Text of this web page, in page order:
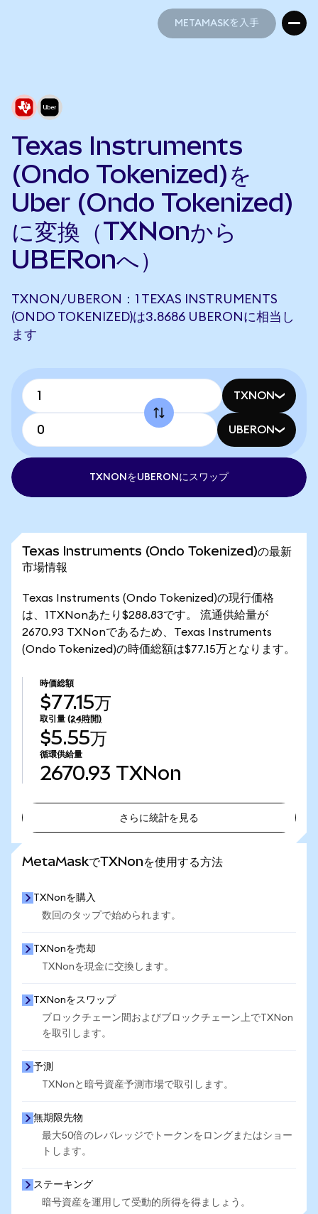
METAMASKを入手
Texas Instruments
(Ondo Tokenized)を
Uber (Ondo Tokenized)
に変換（TXNonから
UBERonへ）
TXNON/UBERON：1 TEXAS INSTRUMENTS
(ONDO TOKENIZED)は3.8686 UBERONに相当し
ます
TXNON
UBERON
TXNONをUBERONにスワップ
Texas Instruments (Ondo Tokenized)の最新
市場情報
Texas Instruments (Ondo Tokenized)の現行価格
は、1TXNonあたり$288.83です。 流通供給量が
2670.93 TXNonであるため、Texas Instruments
(Ondo Tokenized)の時価総額は$77.15万となります。
時価総額
$77.15万
取引量 (24時間)
$5.55万
循環供給量
2670.93 TXNon
さらに統計を見る
MetaMaskでTXNonを使用する方法
TXNonを購入
数回のタップで始められます。
TXNonを売却
TXNonを現金に交換します。
TXNonをスワップ
ブロックチェーン間およびブロックチェーン上でTXNon
を取引します。
予測
TXNonと暗号資産予測市場で取引します。
無期限先物
最大50倍のレバレッジでトークンをロングまたはショー
トします。
ステーキング
暗号資産を運用して受動的所得を得ましょう。